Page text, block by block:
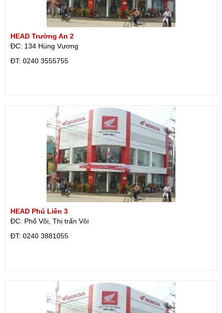
HEAD Trường An 2
ĐC: 134 Hùng Vương
ÐT: 0240 3555755
HEAD Phú Liên 3
ĐC: Phố Vôi, Thị trấn Vôi
ÐT: 0240 3881055